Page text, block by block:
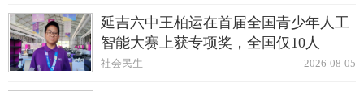
延吉六中王柏运在首届全国青少年人工
智能大赛上获专项奖，全国仅10人
2026-08-05
社会民生